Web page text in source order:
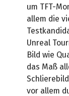
um TFT-
allem die
Unreal
Bild wie
das Maß
vor allem